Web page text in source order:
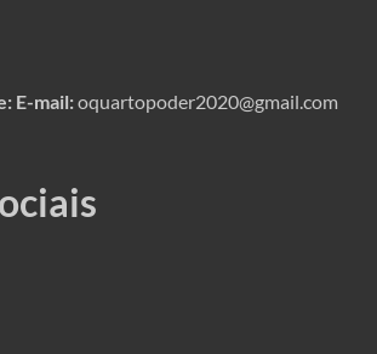
E-mail:oquartopoder2020@gmail.com